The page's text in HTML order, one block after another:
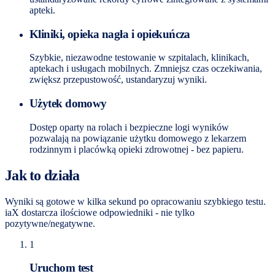
apteki.
Kliniki, opieka nagła i opiekuńcza
Szybkie, niezawodne testowanie w szpitalach, klinikach,
aptekach i usługach mobilnych. Zmniejsz czas oczekiwania,
zwiększ przepustowość, ustandaryzuj wyniki.
Użytek domowy
Dostęp oparty na rolach i bezpieczne logi wyników
pozwalają na powiązanie użytku domowego z lekarzem
rodzinnym i placówką opieki zdrowotnej - bez papieru.
Jak to działa
Wyniki są gotowe w kilka sekund po opracowaniu szybkiego testu.
iaX dostarcza ilościowe odpowiedniki - nie tylko
pozytywne/negatywne.
1
Uruchom test